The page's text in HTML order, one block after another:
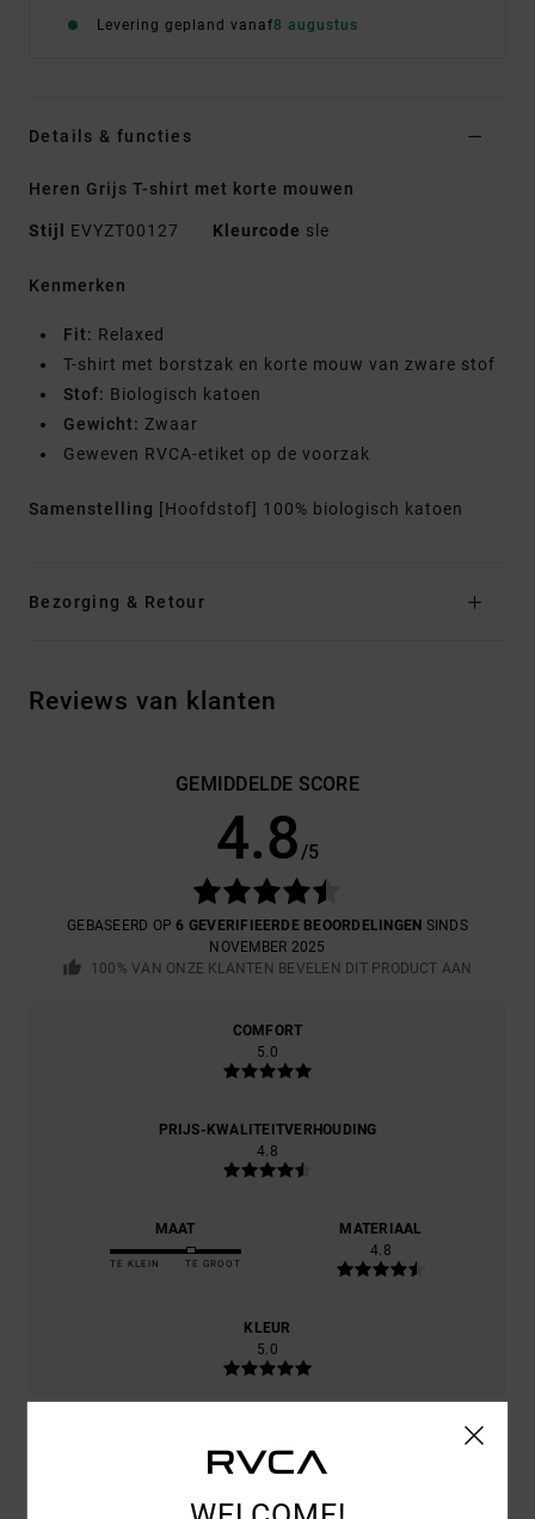
Levering gepland vanaf8 augustus
Details & functies
Heren Grijs T-shirt met korte mouwen
Stijl EVYZT00127 Kleurcode sle
Kenmerken
Fit: Relaxed
T-shirt met borstzak en korte mouw van zware stof
Stof: Biologisch katoen
Gewicht: Zwaar
Geweven RVCA-etiket op de voorzak
Samenstelling [Hoofdstof] 100% biologisch katoen
Bezorging & Retour
Reviews van klanten
GEMIDDELDE SCORE
4.8/5
GEBASEERD OP6 GEVERIFIEERDE BEOORDELINGEN SINDS
NOVEMBER 2025
100% VAN ONZE KLANTEN BEVELEN DIT PRODUCT AAN
COMFORT
5.0
PRIJS-KWALITEITVERHOUDING
4.8
MAAT
TE KLEIN TE GROOT
MATERIAAL
4.8
KLEUR
5.0
5 /5